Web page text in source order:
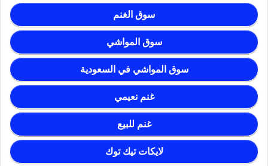
سوق الغنم
سوق المواشي
سوق المواشي في السعودية
غنم نعيمي
غنم للبيع
لايكات تيك توك